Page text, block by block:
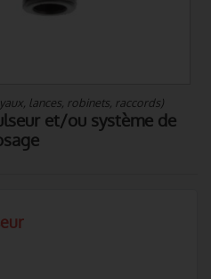
lances, robinets, raccords)
et/ou système de